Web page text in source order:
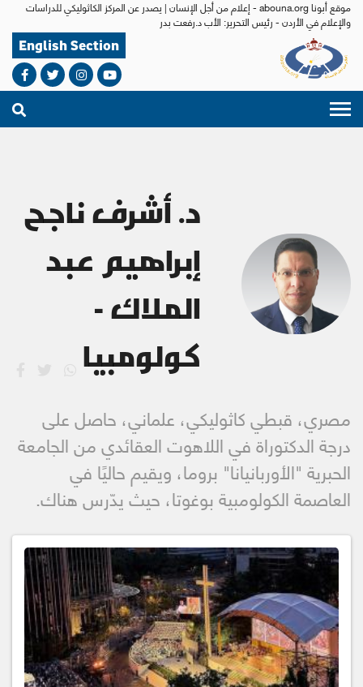
موقع أبونا abouna.org - إعلام من أجل الإنسان | يصدر عن المركز الكاثوليكي للدراسات
والإعلام في الأردن - رئيس التحرير: الأب د.رفعت بدر
English Section
د. أشرف ناجح
إبراهيم عبد
الملاك -
كولومبيا
مصري، قبطي كاثوليكي، علماني، حاصل على
درجة الدكتوراة في اللاهوت العقائدي من الجامعة
الحبرية "الأوربانيانا" بروما، ويقيم حاليًا في
العاصمة الكولومبية بوغوتا، حيث يدّرس هناك.